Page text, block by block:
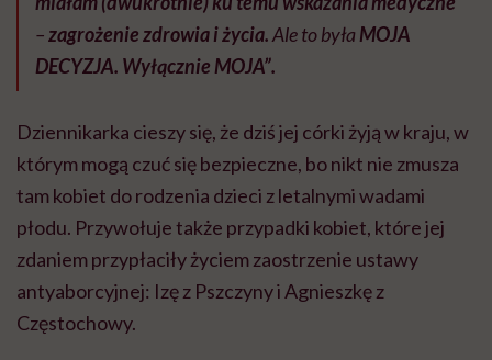
–zagrożenie zdrowia i życia.Ale to była MOJA
DECYZJA. Wyłącznie MOJA”.
Dziennikarka cieszy się, że dziś jej córki żyją w kraju, w
którym mogą czuć się bezpieczne, bo nikt nie zmusza
tam kobiet do rodzenia dzieci z letalnymi wadami
płodu. Przywołuje także przypadki kobiet, które jej
zdaniem przypłaciły życiem zaostrzenie ustawy
antyaborcyjnej: Izę z Pszczyny i Agnieszkę z
Częstochowy.